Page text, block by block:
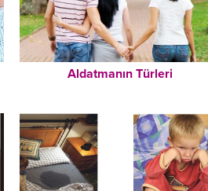
Aldatmanın Türleri